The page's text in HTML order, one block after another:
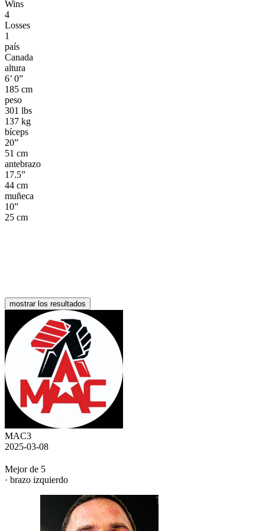
Wins
4
Losses
1
país
Canada
altura
6’ 0”
185 cm
peso
301 lbs
137 kg
bíceps
20”
51 cm
antebrazo
17.5”
44 cm
muñeca
10”
25 cm
mostrar los resultados
MAC3
2025-03-08
Mejor de 5
· brazo izquierdo